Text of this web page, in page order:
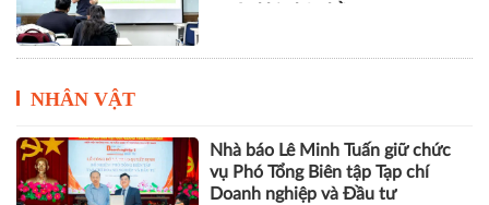
NHÂN VẬT
Nhà báo Lê Minh Tuấn giữ chức
vụ Phó Tổng Biên tập Tạp chí
Doanh nghiệp và Đầu tư